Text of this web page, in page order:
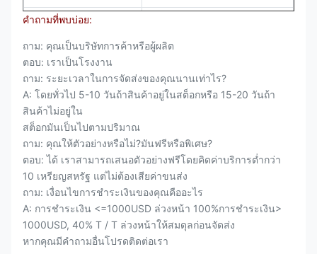
อัตราการยืดตัวของรอย
แตกด้านข้าง (%)
สถานะการติดกาว
ความหนา 0.085mm
ความเหนียว
เส้นผ่านศูนย์กลาง
ภายใน/เส้นผ่าน
ศูนย์กลางภายนอก
76.5mm/94mm
สี น้ำนมสีขาว
ความเสถียรของ
คำถามที่พบบ่อย:
ถาม: คุณเป็นบริษัทการค้าหรือผู้ผลิต
ตอบ: เราเป็นโรงงาน
ถาม: ระยะเวลาในการจัดส่งของคุณนานเท่าไร?
A: โดยทั่วไป 5-10 วันถ้าสินค้าอยู่ในสต็อกหรือ 15-20 วันถ้า
สินค้าไม่อยู่ใน
สต็อกมันเป็นไปตามปริมาณ
ถาม: คุณให้ตัวอย่างหรือไม่?มันฟรีหรือพิเศษ?
ตอบ: ได้ เราสามารถเสนอตัวอย่างฟรีโดยคิดค่าบริการต่ำกว่า
10 เหรียญสหรัฐ แต่ไม่ต้องเสียค่าขนส่ง
ถาม: เงื่อนไขการชำระเงินของคุณคืออะไร
A: การชำระเงิน <=1000USD ล่วงหน้า 100%การชำระเงิน>
1000USD, 40% T / T ล่วงหน้าให้สมดุลก่อนจัดส่ง
หากคุณมีคำถามอื่นโปรดติดต่อเรา